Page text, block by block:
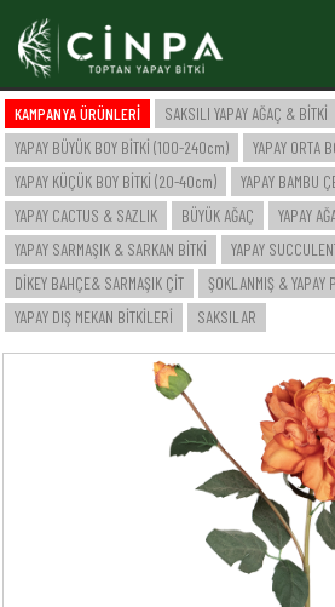
SEPETİM
ÜYELİK
-- ANASAYFA --
-- KURUMSAL --
SAKSILI YAPAY AĞAÇ
YAPAY ORTA BOY BİTKİ
YAPAY KÜÇÜK BOY BİTKİ
YAPAY BAMBU
YAPAY BONSAI
YAPAY CACTUS &
BÜYÜK AĞAÇ
YAPAY AĞAÇ
YAPAY SARMAŞIK &
KAMPANYA ÜRÜNLERİ
SAKSILI YAPAY AĞAÇ & BİTKİ
YAPAY BÜYÜK BOY BİTKİ (100-240cm)
YAPAY ORTA
YAPAY KÜÇÜK BOY BİTKİ (20-40cm)
YAPAY BAMBU
YAPAY CACTUS & SAZLIK
BÜYÜK AĞAÇ
YAPAY
YAPAY SARMAŞIK & SARKAN BİTKİ
YAPAY
DİKEY BAHÇE& SARMAŞIK ÇİT
ŞOKLANMIŞ & YAPAY
YAPAY DIŞ MEKAN BİTKİLERİ
SAKSILAR